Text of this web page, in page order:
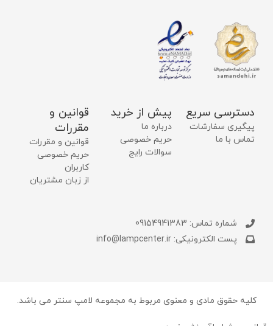
دسترسی سریع
پیگیری سفارشات
تماس با ما
پیش از خرید
درباره ما
حریم خصوصی
سوالات رایج
قوانین و
مقررات
قوانین و مقررات
حریم خصوصی
کاربران
از زبان مشتریان
شماره تماس: 09154941383
پست الکترونیکی: info@lampcenter.ir
کلیه حقوق مادی و معنوی مربوط به مجموعه لامپ سنتر می باشد.